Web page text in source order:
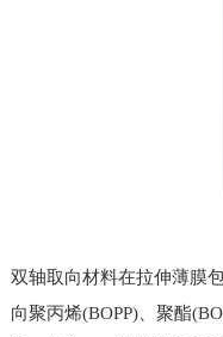
双轴取向材料在拉伸薄膜
向聚丙烯(BOPP)、聚酯